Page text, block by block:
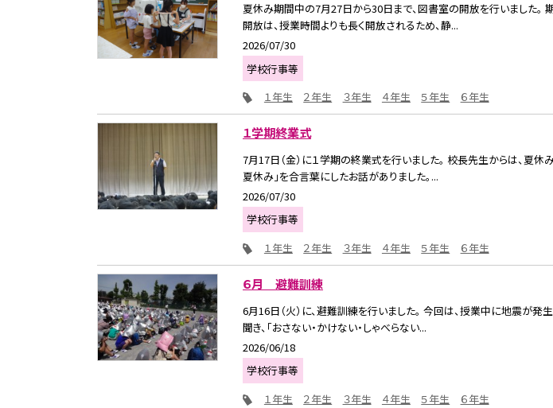
夏休み期間中の7月27日から30日まで、図書室の開放を行いました。
開放は、授業時間よりも長く開放されるため、静...
2026/07/30
学校行事等
１年生
２年生 ３年生 ４年生 ５年生 ６年生
１学期終業式
7月17日（金）に１学期の終業式を行いました。 校長先生からは、夏休
夏休み」を合言葉にしたお話がありました。...
2026/07/30
学校行事等
１年生
２年生 ３年生 ４年生 ５年生 ６年生
６月 避難訓練
6月16日（火）に、避難訓練を行いました。 今回は、授業中に地震が
聞き、「おさない・かけない・しゃべらない...
2026/06/18
学校行事等
１年生
２年生 ３年生 ４年生 ５年生 ６年生